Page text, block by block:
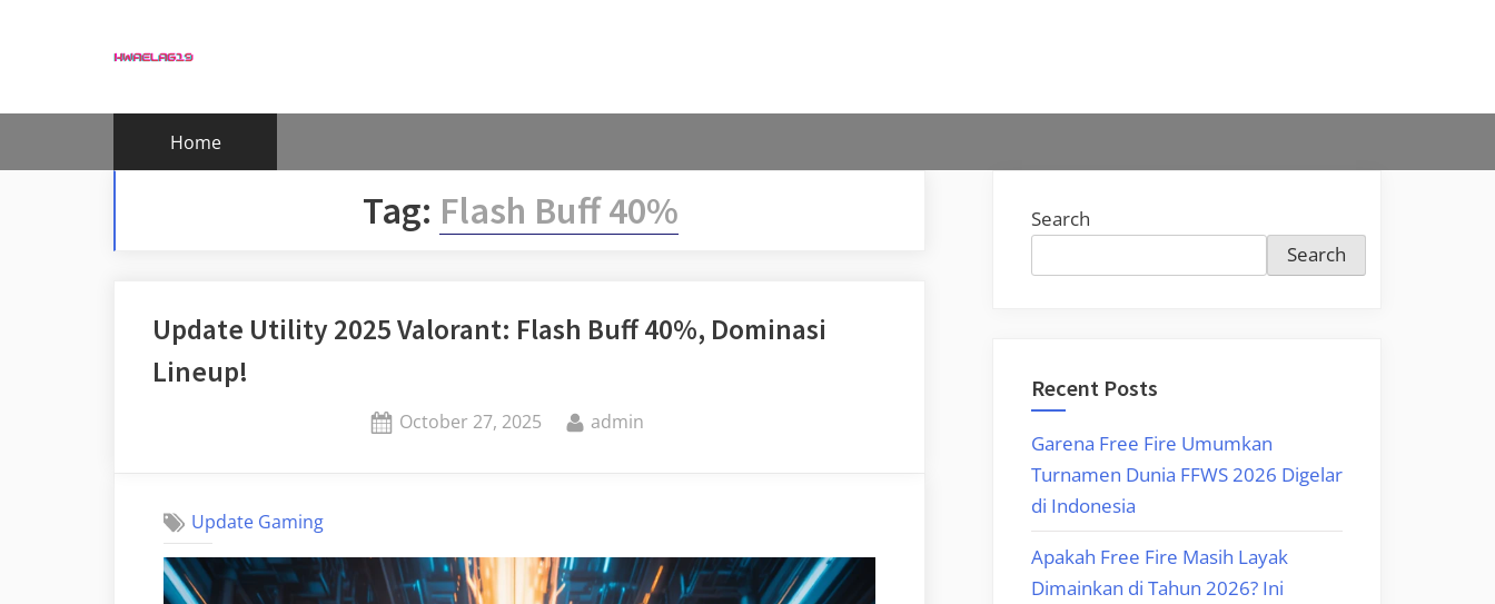
Home
Tag: Flash Buff 40%
Update Utility 2025 Valorant: Flash Buff 40%, Dominasi
Lineup!
Posted
October 27, 2025 By
admin
Update Gaming
Search
Search
Recent Posts
Garena Free Fire Umumkan
Turnamen Dunia FFWS 2026 Digelar
di Indonesia
Apakah Free Fire Masih Layak
Dimainkan di Tahun 2026? Ini